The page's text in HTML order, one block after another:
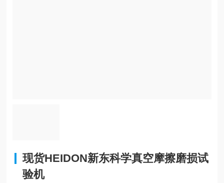
现货HEIDON新东科学真空摩擦磨损试
验机